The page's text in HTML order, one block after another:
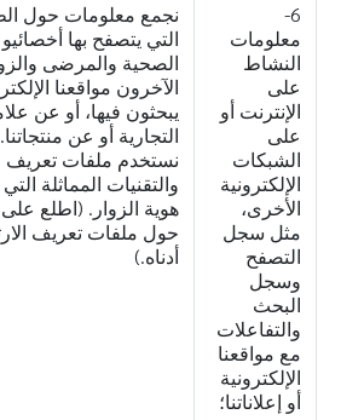
6-
معلومات
النشاط
على
الإنترنت أو
على
الشبكات
الإلكترونية
الأخرى،
مثل سجل
التصفح
وسجل
البحث
والتفاعلات
مع مواقعنا
الإلكترونية
أو إعلاناتنا؛
نجمع معلومات حول
التي يتصفح بها أخصائيو
الصحية والمرضى
الآخرون مواقعنا
يبحثون فيها، أو عن
التجارية أو عن
نستخدم ملفات تعريف
والتقنيات المماثلة
هوية الزوار. (اطلع على
حول ملفات تعريف
أدناه.)